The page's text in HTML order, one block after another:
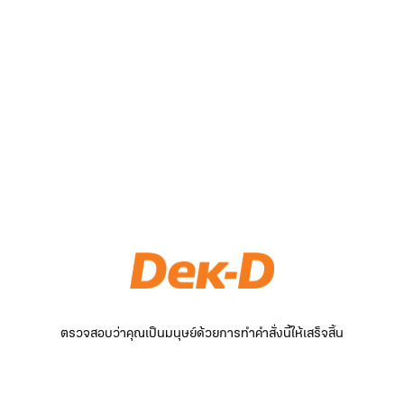
ตรวจสอบว่าคุณเป็นมนุษย์ด้วยการทำคำสั่งนี้ให้เสร็จสิ้น